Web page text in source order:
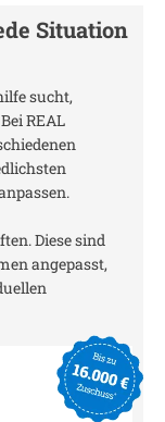
Situation
sucht,
REAL
Diese sind
angepasst,